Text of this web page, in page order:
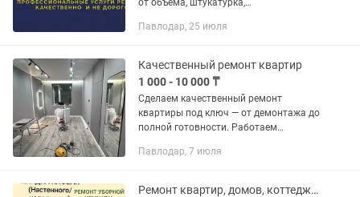
от объема, штукатурка,
другое, подход к каждому клиенту,
Павлодар, 25 июля
Качественный ремонт квартир
1 000 - 10 000 ₸
Сделаем качественный ремонт
квартиры под ключ — от демонтажа до
полной готовности. Работаем
сроки. Работаем так же с не большими
Павлодар, 7 июля
Ремонт квартир, домов, коттеджей, офисов, магазинов, подъездов и прочих пом